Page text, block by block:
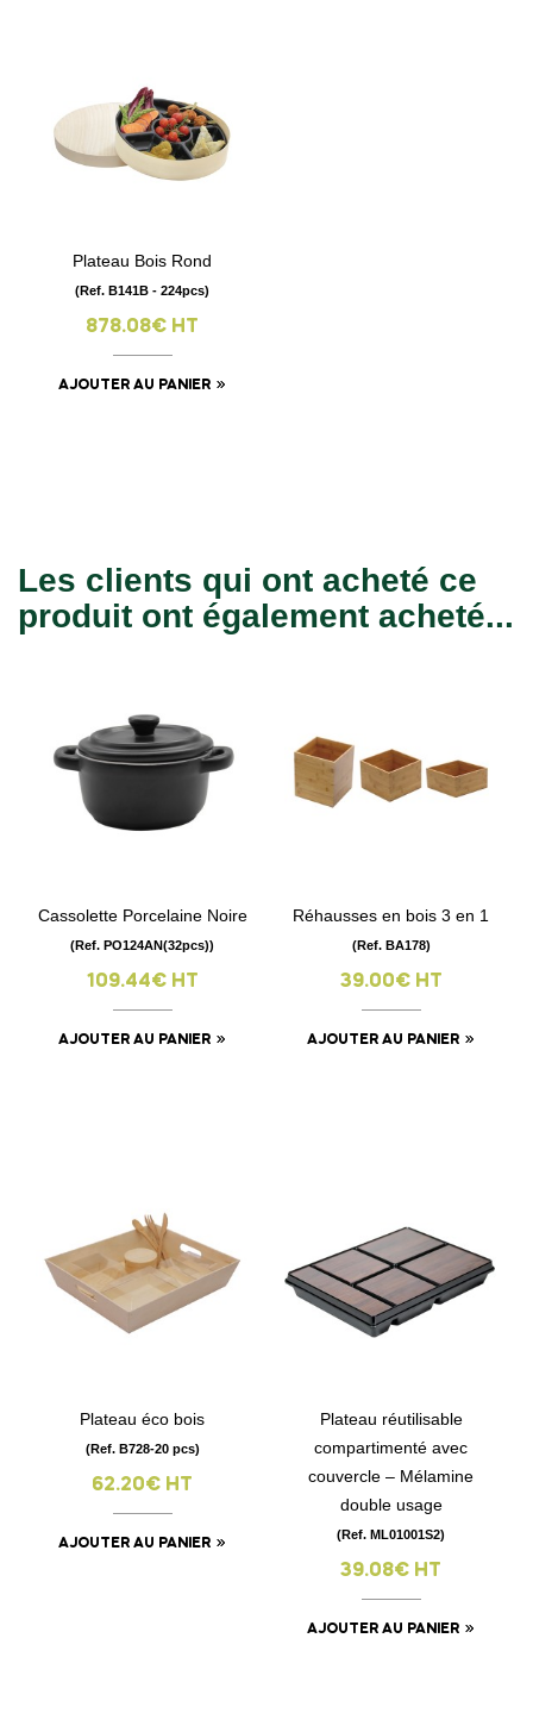
Plateau Bois Rond
(Ref. B141B - 224pcs)
878.08€ HT
AJOUTER AU PANIER
Les clients qui ont acheté ce
produit ont également acheté...
Cassolette Porcelaine Noire
(Ref. PO124AN(32pcs))
109.44€ HT
AJOUTER AU PANIER
Réhausses en bois 3 en 1
(Ref. BA178)
39.00€ HT
AJOUTER AU PANIER
Plateau éco bois
(Ref. B728-20 pcs)
62.20€ HT
AJOUTER AU PANIER
Plateau réutilisable
compartimenté avec
couvercle – Mélamine
double usage
(Ref. ML01001S2)
39.08€ HT
AJOUTER AU PANIER